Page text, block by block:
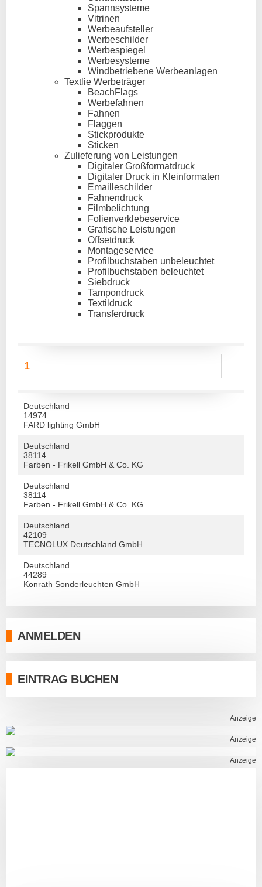
Anzeige
Anzeige
Anzeige
Spannsysteme
Vitrinen
Werbeaufsteller
Werbeschilder
Werbespiegel
Werbesysteme
Windbetriebene Werbeanlagen
Textlie Werbeträger
BeachFlags
Werbefahnen
Fahnen
Flaggen
Stickprodukte
Sticken
Zulieferung von Leistungen
Digitaler Großformatdruck
Digitaler Druck in Kleinformaten
Emailleschilder
Fahnendruck
Filmbelichtung
Folienverklebeservice
Grafische Leistungen
Offsetdruck
Montageservice
Profilbuchstaben unbeleuchtet
Profilbuchstaben beleuchtet
Siebdruck
Tampondruck
Textildruck
Transferdruck
1
Deutschland
14974
FARD lighting GmbH
Deutschland
38114
Farben - Frikell GmbH & Co. KG
Deutschland
38114
Farben - Frikell GmbH & Co. KG
Deutschland
42109
TECNOLUX Deutschland GmbH
Deutschland
44289
Konrath Sonderleuchten GmbH
ANMELDEN
EINTRAG BUCHEN